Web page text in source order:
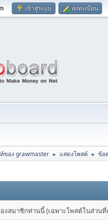
เข้าสู่ระบบ ลงทะเบียน
ของ grawmaster ► แสดงโพสต์ ► ข้อ
สมาชิกท่านนี้ (เฉพาะโพสต์ในส่วน